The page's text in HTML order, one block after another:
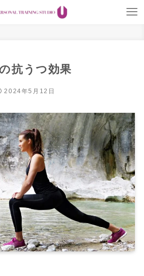
抗うつ効果
2024年5月12日